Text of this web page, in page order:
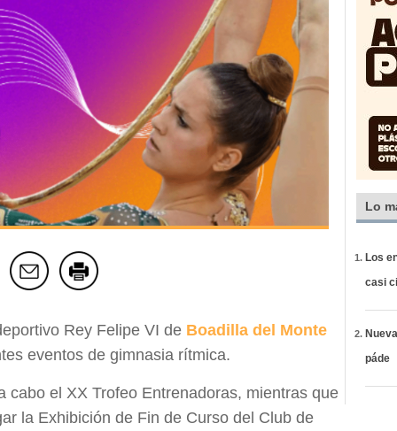
Rey Felipe VI de Boadilla del Monte
eventos de gimnasia rítmica.
cabo el XX Trofeo Entrenadoras, mientras que
la Exhibición de Fin de Curso del Club de
Lo
Los
casi
páde